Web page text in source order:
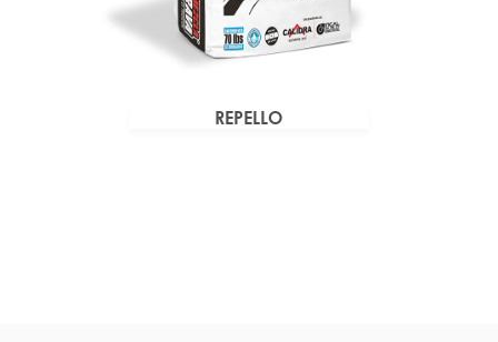
REPELLO